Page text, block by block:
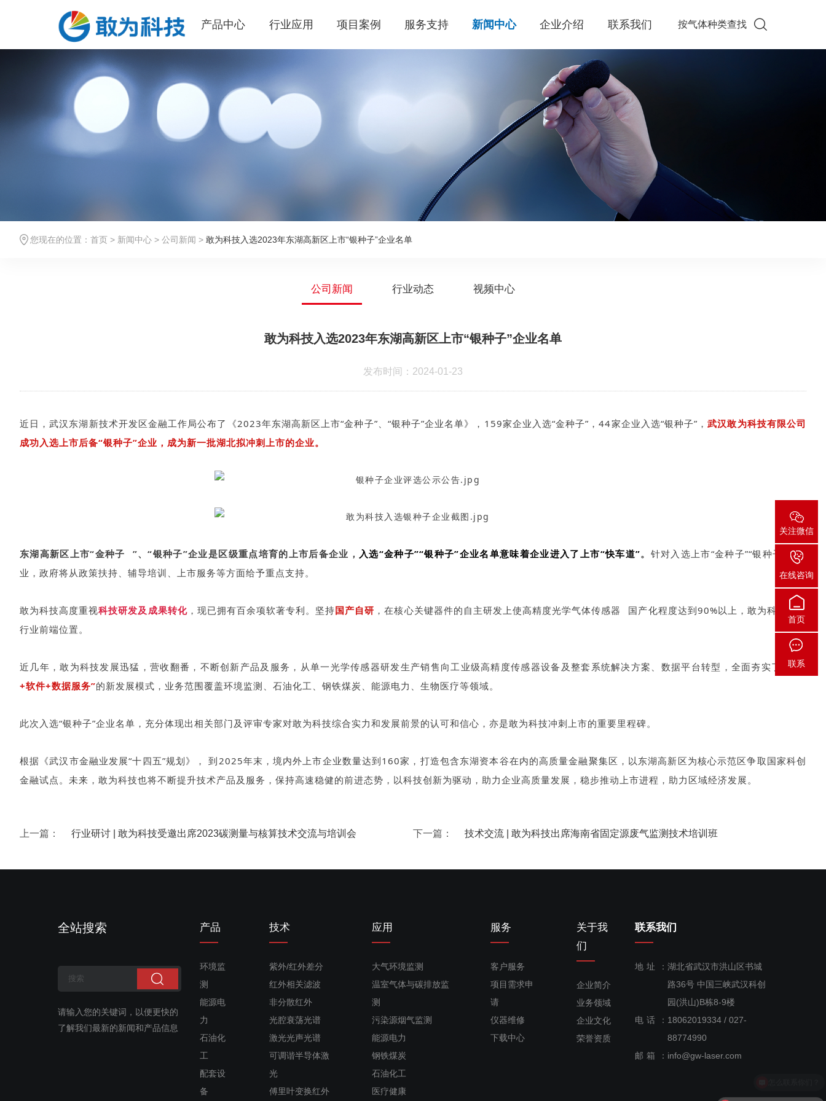
产品中心 行业应用 项目案例 服务支持 新闻中心 企业介绍 联系我们 按气体种类查找
您现在的位置： 首页> 新闻中心> 公司新闻 > 敢为科技入选2023年东湖高新区上市“银种子”企业名单
公司新闻 行业动态 视频中心
敢为科技入选2023年东湖高新区上市“银种子”企业名单
发布时间：2024-01-23
近日，武汉东湖新技术开发区金融工作局公布了《2023年东湖高新区上市“金种子”、“银种子”企业名单》，159家企业入选“金种子”，44家企业入选“银种子”，武汉敢为科技有限公司
成功入选上市后备“银种子”企业，成为新一批湖北拟冲刺上市的企业。
东湖高新区上市“金种子 ”、“银种子”企业是区级重点培育的上市后备企业， 入选“金种子”“银种子”企业名单意味着企业进入了上市“快车道”。 针对入选上市“金种子”“银种子”的企
业，政府将从政策扶持、辅导培训、上市服务等方面给予重点支持。
敢为科技高度重视科技研发及成果转化，现已拥有百余项软著专利。坚持国产自研 ，在核心关键器件的自主研发上使高精度光学气体传感器
国产化程度达到90%以上，敢为科技跻身
行业前端位置。
近几年，敢为科技发展迅猛，营收翻番，不断创新产品及服务，从单一光学传感器研发生产销售向工业级高精度传感器设备及整套系统解决方案、数据平台转型，全面夯实了
“硬件
+软件+数据服务”的新发展模式，业务范围覆盖环境监测、石油化工、钢铁煤炭、能源电力、生物医疗等领域。
此次入选“银种子”企业名单，充分体现出相关部门及评审专家对敢为科技综合实力和发展前景的认可和信心，亦是敢为科技冲刺上市的重要里程碑。
根据《武汉市金融业发展“十四五”规划》， 到2025年末，境内外上市企业数量达到160家，打造包含东湖资本谷在内的高质量金融聚集区，以东湖高新区为核心示范区争取国家科创
金融试点。未来，敢为科技也将不断提升技术产品及服务，保持高速稳健的前进态势，以科技创新为驱动，助力企业高质量发展，稳步推动上市进程，助力区域经济发展。
上一篇： 行业研讨 | 敢为科技受邀出席2023碳测量与核算技术交流与培训会 下一篇： 技术交流 | 敢为科技出席海南省固定源废气监测技术培训班
全站搜索
请输入您的关键词，以便更快的
了解我们最新的新闻和产品信息
产品
环境监
测
能源电
力
石油化
工
配套设
备
技术
紫外/红外差分
红外相关滤波
非分散红外
光腔衰荡光谱
激光光声光谱
可调谐半导体激
光
傅里叶变换红外
应用
大气环境监测
温室气体与碳排放监
测
污染源烟气监测
能源电力
钢铁煤炭
石油化工
医疗健康
服务
客户服务
项目需求申
请
仪器维修
下载中心
关于我
们
企业简介
业务领域
企业文化
荣誉资质
联系我们
地址： 湖北省武汉市洪山区书城
路36号 中国三峡武汉科创
园(洪山)B栋8-9楼
电话： 18062019334 / 027-
88774990
务：
邮箱： info@gw-laser.com
关注微信
在线咨询
首页
联系